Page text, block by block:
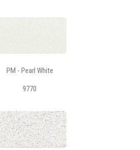
PM - Pearl White
9770